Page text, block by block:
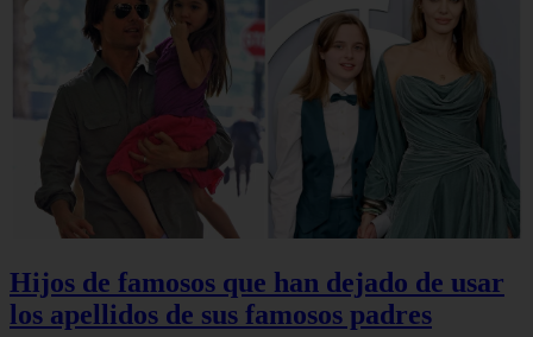
Hijos de famosos que han dejado de usar
los apellidos de sus famosos padres